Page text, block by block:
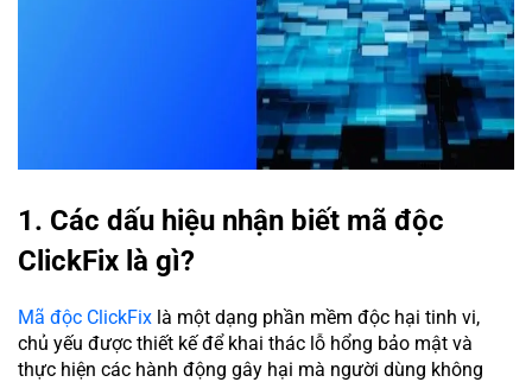
1. Các dấu hiệu nhận biết mã độc
ClickFix là gì?
Mã độc ClickFix là một dạng phần mềm độc hại tinh vi,
chủ yếu được thiết kế để khai thác lỗ hổng bảo mật và
thực hiện các hành động gây hại mà người dùng không